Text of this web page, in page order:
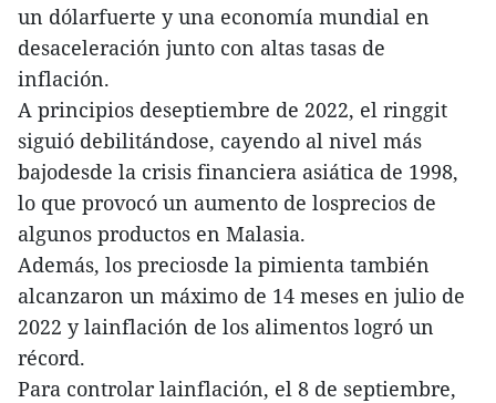
un dólarfuerte y una economía mundial en
desaceleración junto con altas tasas de
inflación.
A principios deseptiembre de 2022, el ringgit
siguió debilitándose, cayendo al nivel más
bajodesde la crisis financiera asiática de 1998,
lo que provocó un aumento de losprecios de
algunos productos en Malasia.
Además, los preciosde la pimienta también
alcanzaron un máximo de 14 meses en julio de
2022 y lainflación de los alimentos logró un
récord.
Para controlar lainflación, el 8 de septiembre,